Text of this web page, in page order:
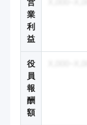
営
業
利
益
役
員
報
酬
額